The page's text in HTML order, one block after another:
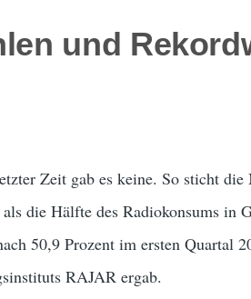
und
Zeit gab es keine. So sticht
die Hälfte des Radiokonsums in
50,9 Prozent im ersten Quartal
RAJAR ergab.